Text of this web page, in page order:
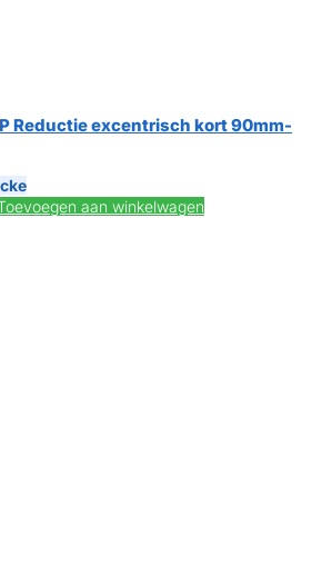
Reductie excentrisch kort 90mm-
aan winkelwagen